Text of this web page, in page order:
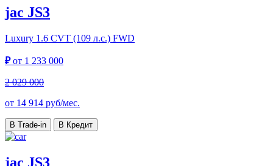
jac JS3
Luxury 1.6 CVT (109 л.с.) FWD
₽от 1 233 000
2 029 000
от 14 914 руб/мес.
В Trade-in В Кредит
jac JS3